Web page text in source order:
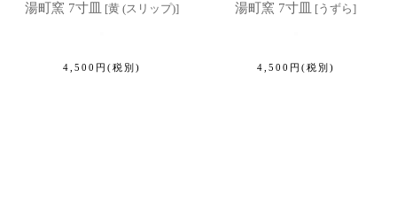
湯町窯 7寸皿 [黄 (スリップ)]
4,500 円 (税別)
湯町窯 7寸皿 [うずら]
4,500 円 (税別)